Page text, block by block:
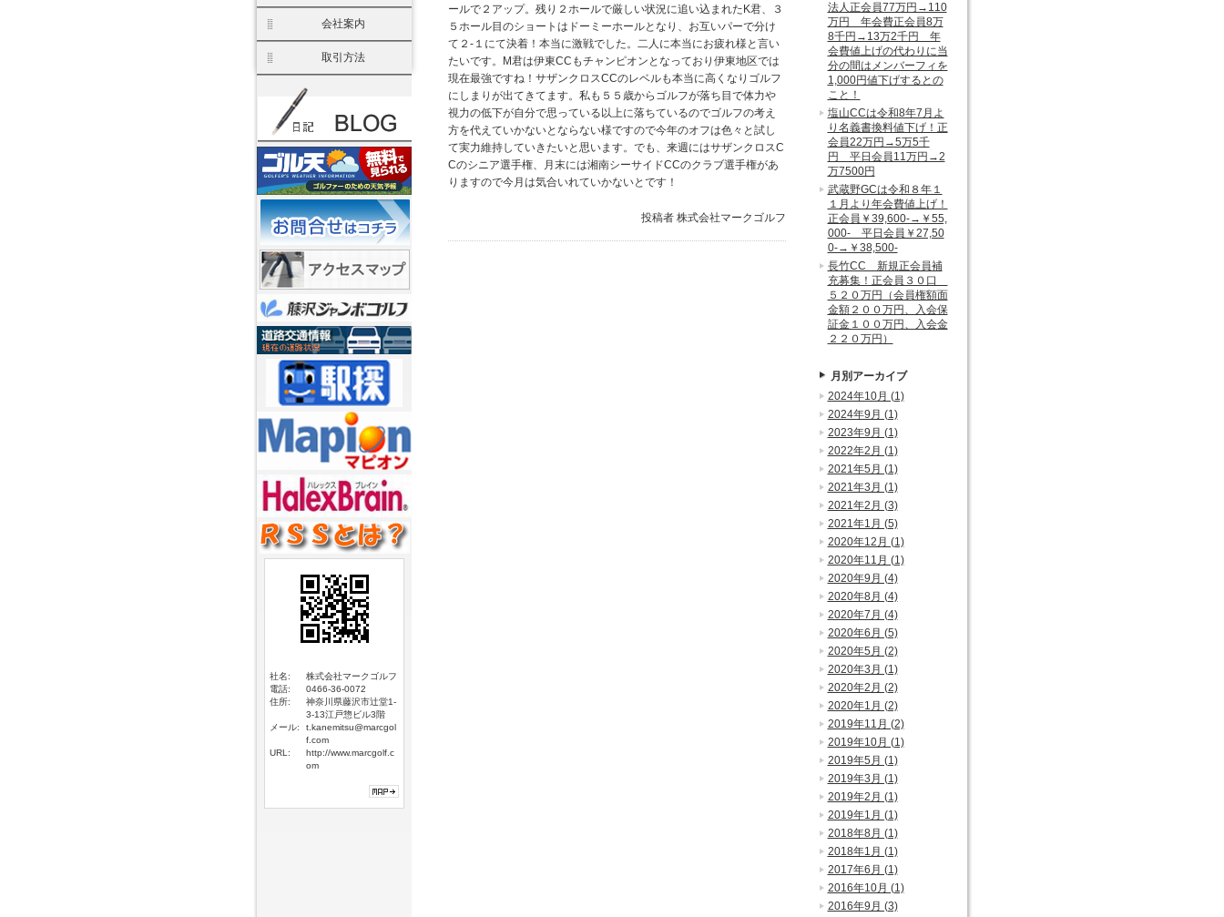
ールで２アップ。残り２ホールで厳しい状況に追い込まれたK君、３
５ホール目のショートはドーミーホールとなり、お互いパーで分け
て２‐１にて決着！本当に激戦でした。二人に本当にお疲れ様と言い
たいです。M君は伊東CCもチャンピオンとなっており伊東地区では
現在最強ですね！サザンクロスCCのレベルも本当に高くなりゴルフ
にしまりが出てきてます。私も５５歳からゴルフが落ち目で体力や
視力の低下が自分で思っている以上に落ちているのでゴルフの考え
方を代えていかないとならない様ですので今年のオフは色々と試し
て実力維持していきたいと思います。でも、来週にはサザンクロスC
Cのシニア選手権、月末には湘南シーサイドCCのクラブ選手権があ
りますので今月は気合いれていかないとです！
投稿者 株式会社マークゴルフ
法人正会員77万円→110
万円 年会費正会員8万
8千円→13万2千円 年
会費値上げの代わりに当
分の間はメンバーフィを
1,000円値下げするとの
こと！
塩山CCは令和8年7月よ
り名義書換料値下げ！正
会員22万円→5万5千
円 平日会員11万円→2
万7500円
武蔵野GCは令和８年１
１月より年会費値上げ！
正会員￥39,600-→￥55,
000- 平日会員￥27,50
0-→￥38,500-
長竹CC 新規正会員補
充募集！正会員３０口
５２０万円（会員権額面
金額２００万円、入会保
証金１００万円、入会金
２２０万円）
月別アーカイブ
2024年10月 (1)
2024年9月 (1)
2023年9月 (1)
2022年2月 (1)
2021年5月 (1)
2021年3月 (1)
2021年2月 (3)
2021年1月 (5)
2020年12月 (1)
2020年11月 (1)
2020年9月 (4)
2020年8月 (4)
2020年7月 (4)
2020年6月 (5)
2020年5月 (2)
2020年3月 (1)
2020年2月 (2)
2020年1月 (2)
2019年11月 (2)
2019年10月 (1)
2019年5月 (1)
2019年3月 (1)
2019年2月 (1)
2019年1月 (1)
2018年8月 (1)
2018年1月 (1)
2017年6月 (1)
2016年10月 (1)
2016年9月 (3)
会社案内
取引方法
社名:
株式会社マークゴルフ
電話:
0466-36-0072
住所:
神奈川県藤沢市辻堂1-
3-13江戸惣ビル3階
メール:
t.kanemitsu@marcgol
f.com
URL:
http://www.marcgolf.c
om